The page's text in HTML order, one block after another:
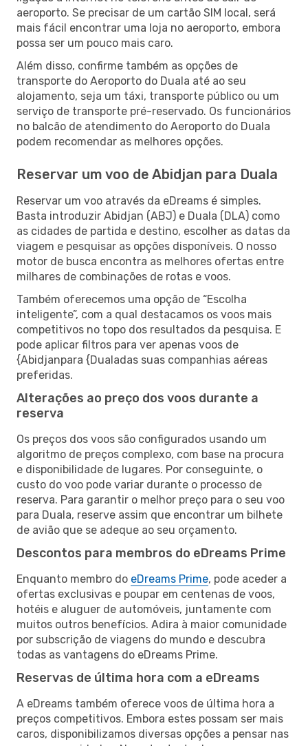
aeroporto. Se precisar de um cartão SIM local, será
mais fácil encontrar uma loja no aeroporto, embora
possa ser um pouco mais caro.
Além disso, confirme também as opções de
transporte do Aeroporto do Duala até ao seu
alojamento, seja um táxi, transporte público ou um
serviço de transporte pré-reservado. Os funcionários
no balcão de atendimento do Aeroporto do Duala
podem recomendar as melhores opções.
Reservar um voo de Abidjan para Duala
Reservar um voo através da eDreams é simples.
Basta introduzir Abidjan (ABJ) e Duala (DLA) como
as cidades de partida e destino, escolher as datas da
viagem e pesquisar as opções disponíveis. O nosso
motor de busca encontra as melhores ofertas entre
milhares de combinações de rotas e voos.
Também oferecemos uma opção de “Escolha
inteligente”, com a qual destacamos os voos mais
competitivos no topo dos resultados da pesquisa. E
pode aplicar filtros para ver apenas voos de
{Abidjanpara {Dualadas suas companhias aéreas
preferidas.
Alterações ao preço dos voos durante a
reserva
Os preços dos voos são configurados usando um
algoritmo de preços complexo, com base na procura
e disponibilidade de lugares. Por conseguinte, o
custo do voo pode variar durante o processo de
reserva. Para garantir o melhor preço para o seu voo
para Duala, reserve assim que encontrar um bilhete
de avião que se adeque ao seu orçamento.
Descontos para membros do eDreams Prime
Enquanto membro do eDreams Prime, pode aceder a
ofertas exclusivas e poupar em centenas de voos,
hotéis e aluguer de automóveis, juntamente com
muitos outros benefícios. Adira à maior comunidade
por subscrição de viagens do mundo e descubra
todas as vantagens do eDreams Prime.
Reservas de última hora com a eDreams
A eDreams também oferece voos de última hora a
preços competitivos. Embora estes possam ser mais
caros, disponibilizamos diversas opções a pensar nas